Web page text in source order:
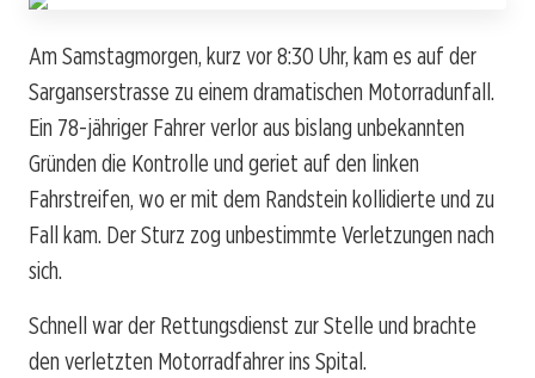
Am Samstagmorgen, kurz vor 8:30 Uhr, kam es auf der
Sarganserstrasse zu einem dramatischen Motorradunfall.
Ein 78-jähriger Fahrer verlor aus bislang unbekannten
Gründen die Kontrolle und geriet auf den linken
Fahrstreifen, wo er mit dem Randstein kollidierte und zu
Fall kam. Der Sturz zog unbestimmte Verletzungen nach
sich.
Schnell war der Rettungsdienst zur Stelle und brachte
den verletzten Motorradfahrer ins Spital.